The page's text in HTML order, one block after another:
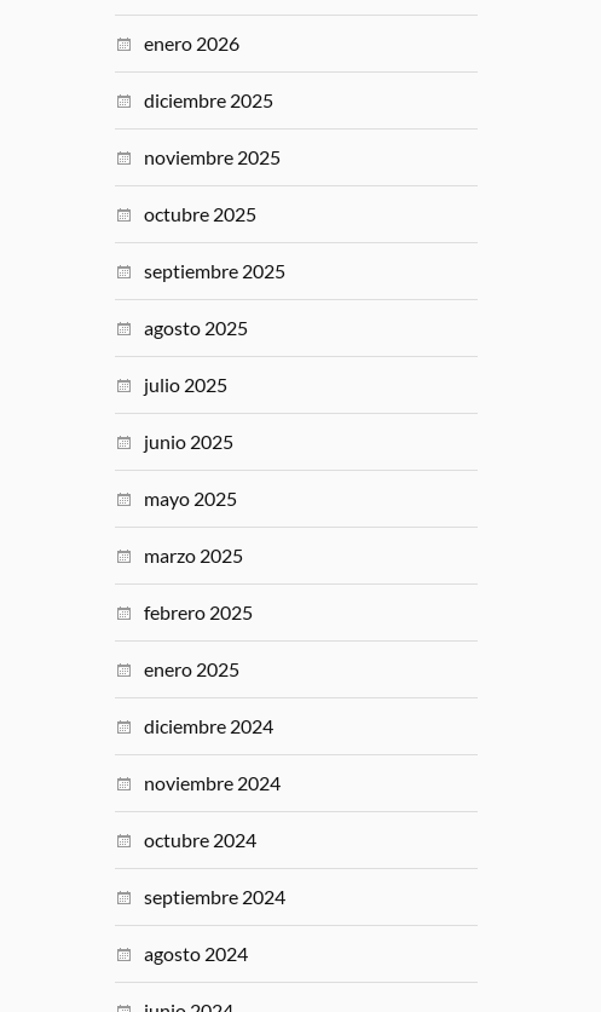
enero 2026
diciembre 2025
noviembre 2025
octubre 2025
septiembre 2025
agosto 2025
julio 2025
junio 2025
mayo 2025
marzo 2025
febrero 2025
enero 2025
diciembre 2024
noviembre 2024
octubre 2024
septiembre 2024
agosto 2024